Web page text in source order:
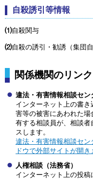
自殺誘引等情報
⑴自殺関与
⑵自殺の誘引・勧誘（集団
関係機関のリンク
違法・有害情報相談セン
インターネット上の書
害等の被害にあわれた
有する相談員が、相談
スします。
違法・有害情報相談セ
ドウで外部サイトが開き
人権相談（法務省）
インターネット上の投